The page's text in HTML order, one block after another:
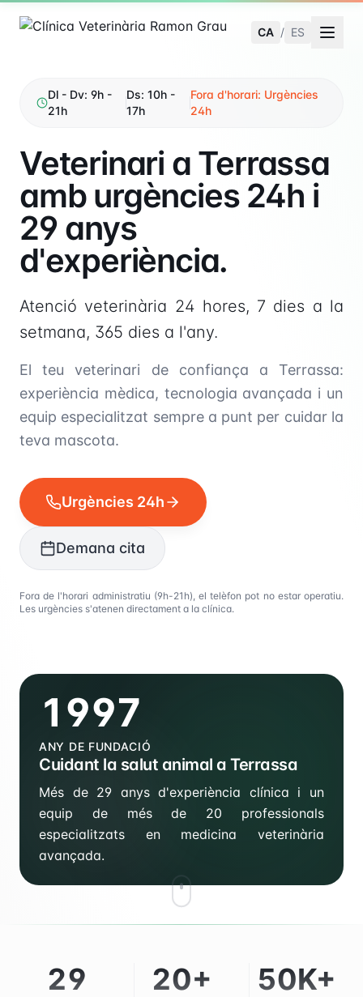
CA / ES
Dl - Dv: 9h -
21h
Ds: 10h -
17h
Fora d'horari: Urgències
24h
Veterinari a Terrassa
amb urgències 24h i
29 anys
d'experiència.
Atenció veterinària 24 hores, 7 dies a la
setmana, 365 dies a l'any.
El teu veterinari de confiança a Terrassa:
experiència mèdica, tecnologia avançada i un
equip especialitzat sempre a punt per cuidar la
teva mascota.
Urgències 24h
Demana cita
Fora de l'horari administratiu (9h-21h), el telèfon pot no estar operatiu.
Les urgències s'atenen directament a la clínica.
1997
ANY DE FUNDACIÓ
Cuidant la salut animal a Terrassa
Més de 29 anys d'experiència clínica i un
equip de més de 20 professionals
especialitzats en medicina veterinària
avançada.
29 20+ 50K+